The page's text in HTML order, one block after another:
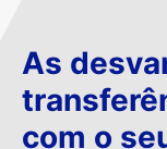
As
com o